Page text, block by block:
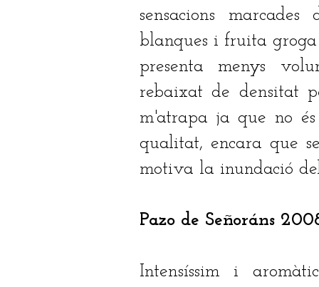
sensacions
blanques i fruita
presenta menys
rebaixat de densitat
m'atrapa ja que no
qualitat, encara que
motiva la inundació
Pazo de Señoráns
Intensíssim i